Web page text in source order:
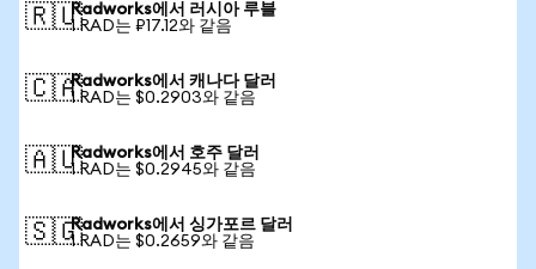
🇷🇺Radworks에서 러시아 루블
1 RAD는 ₽17.12와 같음
🇨🇦Radworks에서 캐나다 달러
1 RAD는 $0.2903와 같음
🇦🇺Radworks에서 호주 달러
1 RAD는 $0.2945와 같음
🇸🇬Radworks에서 싱가포르 달러
1 RAD는 $0.2659와 같음